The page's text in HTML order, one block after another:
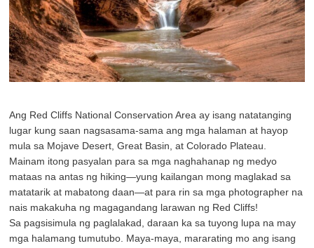
Ang Red Cliffs National Conservation Area ay isang natatanging
lugar kung saan nagsasama-sama ang mga halaman at hayop
mula sa Mojave Desert, Great Basin, at Colorado Plateau.
Mainam itong pasyalan para sa mga naghahanap ng medyo
mataas na antas ng hiking—yung kailangan mong maglakad sa
matatarik at mabatong daan—at para rin sa mga photographer na
nais makakuha ng magagandang larawan ng Red Cliffs!
Sa pagsisimula ng paglalakad, daraan ka sa tuyong lupa na may
mga halamang tumutubo. Maya-maya, mararating mo ang isang